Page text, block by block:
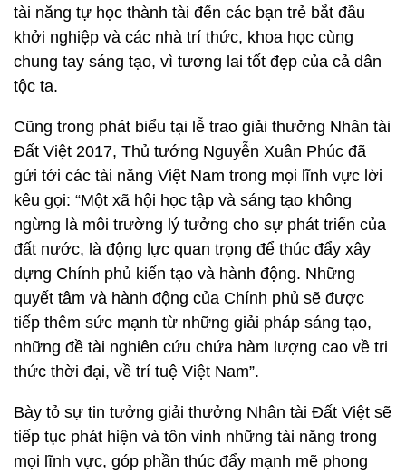
tài năng tự học thành tài đến các bạn trẻ bắt đầu
khởi nghiệp và các nhà trí thức, khoa học cùng
chung tay sáng tạo, vì tương lai tốt đẹp của cả dân
tộc ta.
Cũng trong phát biểu tại lễ trao giải thưởng Nhân tài
Đất Việt 2017, Thủ tướng Nguyễn Xuân Phúc đã
gửi tới các tài năng Việt Nam trong mọi lĩnh vực lời
kêu gọi: “Một xã hội học tập và sáng tạo không
ngừng là môi trường lý tưởng cho sự phát triển của
đất nước, là động lực quan trọng để thúc đẩy xây
dựng Chính phủ kiến tạo và hành động. Những
quyết tâm và hành động của Chính phủ sẽ được
tiếp thêm sức mạnh từ những giải pháp sáng tạo,
những đề tài nghiên cứu chứa hàm lượng cao về tri
thức thời đại, về trí tuệ Việt Nam”.
Bày tỏ sự tin tưởng giải thưởng Nhân tài Đất Việt sẽ
tiếp tục phát hiện và tôn vinh những tài năng trong
mọi lĩnh vực, góp phần thúc đẩy mạnh mẽ phong